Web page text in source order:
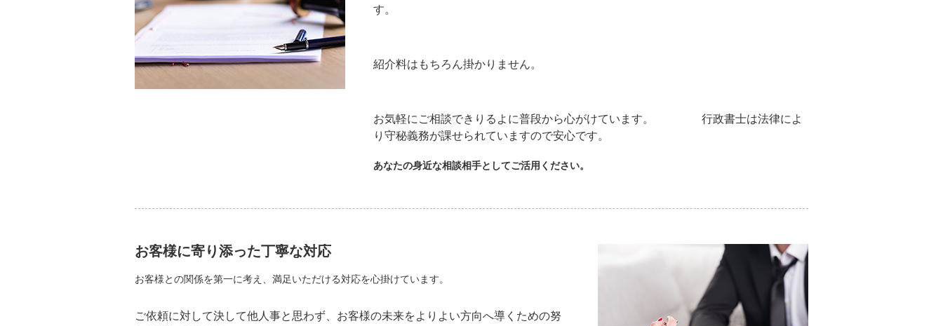
す。
紹介料はもちろん掛かりません。
お気軽にご相談できりるよに普段から心がけています。 行政書士は法律によ
り守秘義務が課せられていますので安心です。
あなたの身近な相談相手としてご活用ください。
お客様に寄り添った丁寧な対応
お客様との関係を第一に考え、満足いただける対応を心掛けています。
ご依頼に対して決して他人事と思わず、お客様の未来をよりよい方向へ導くための努